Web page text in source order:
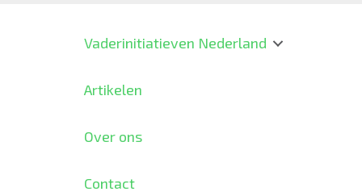
Vaderinitiatieven Nederland
Artikelen
Over ons
Contact